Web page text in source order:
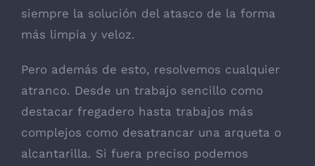
siempre la solución del atasco de la forma
más limpia y veloz.
Pero además de esto, resolvemos cualquier
atranco. Desde un trabajo sencillo como
destacar fregadero hasta trabajos más
complejos como desatrancar una arqueta o
alcantarilla. Si fuera preciso podemos